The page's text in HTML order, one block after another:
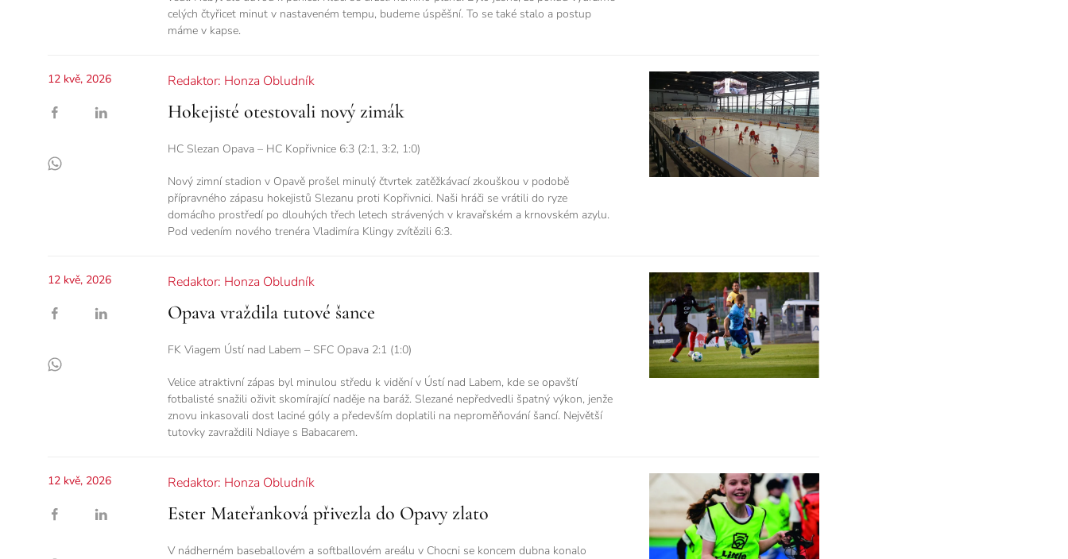
celých čtyřicet minut v nastaveném tempu, budeme úspěšní. To se také stalo a postup
máme v kapse.
12 kvě, 2026 Redaktor: Honza Obludník
Hokejisté otestovali nový zimák
HC Slezan Opava – HC Kopřivnice 6:3 (2:1, 3:2, 1:0)
Nový zimní stadion v Opavě prošel minulý čtvrtek zatěžkávací zkouškou v podobě
přípravného zápasu hokejistů Slezanu proti Kopřivnici. Naši hráči se vrátili do ryze
domácího prostředí po dlouhých třech letech strávených v kravařském a krnovském azylu.
Pod vedením nového trenéra Vladimíra Klingy zvítězili 6:3.
12 kvě, 2026 Redaktor: Honza Obludník
Opava vraždila tutové šance
FK Viagem Ústí nad Labem – SFC Opava 2:1 (1:0)
Velice atraktivní zápas byl minulou středu k vidění v Ústí nad Labem, kde se opavští
fotbalisté snažili oživit skomírající naděje na baráž. Slezané nepředvedli špatný výkon, jenže
znovu inkasovali dost laciné góly a především doplatili na neproměňování šancí. Největší
tutovky zavraždili Ndiaye s Babacarem.
12 kvě, 2026 Redaktor: Honza Obludník
Ester Mateřanková přivezla do Opavy zlato
V nádherném baseballovém a softballovém areálu v Chocni se koncem dubna konalo